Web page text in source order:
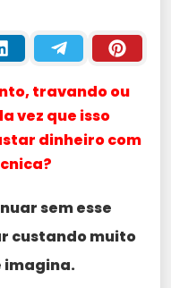
travando ou
vez que isso
dinheiro com
sem esse
custando muito
imagina.